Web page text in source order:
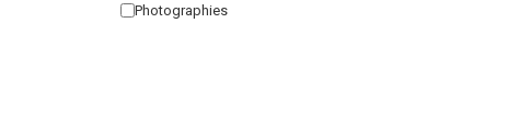
Photographies